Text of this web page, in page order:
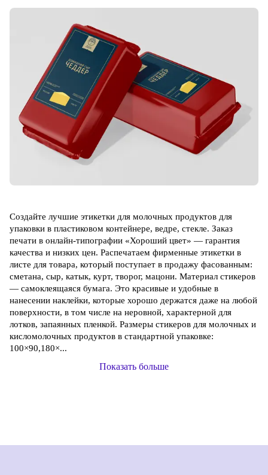
Создайте лучшие этикетки для молочных продуктов для
упаковки в пластиковом контейнере, ведре, стекле. Заказ
печати в онлайн-типографии «Хороший цвет» — гарантия
качества и низких цен. Распечатаем фирменные этикетки в
листе для товара, который поступает в продажу фасованным:
сметана, сыр, катык, курт, творог, мацони. Материал стикеров
— самоклеящаяся бумага. Это красивые и удобные в
нанесении наклейки, которые хорошо держатся даже на любой
поверхности, в том числе на неровной, характерной для
лотков, запаянных пленкой. Размеры стикеров для молочных и
кисломолочных продуктов в стандартной упаковке:
100×90,180×...
Показать больше